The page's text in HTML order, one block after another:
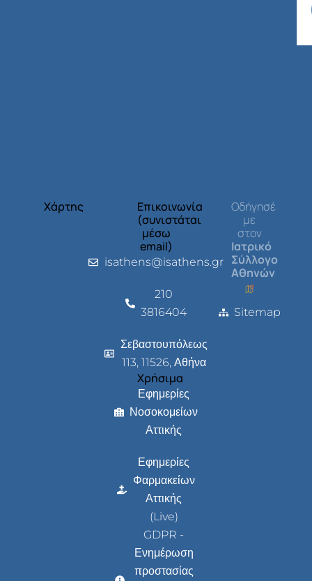
Χάρτης
Επικοινωνία
(συνιστάται
μέσω
email)
isathens@isathens.gr
210
3816404
Σεβαστουπόλεως
113, 11526, Αθήνα
Χρήσιμα
Εφημερίες
Νοσοκομείων
Αττικής
Εφημερίες
Φαρμακείων
Αττικής
(Live)
GDPR -
Ενημέρωση
προστασίας
Οδήγησέ
με
στον
Ιατρικό
Σύλλογο
Αθηνών
Sitemap